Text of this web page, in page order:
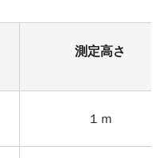
測定高さ
１ｍ